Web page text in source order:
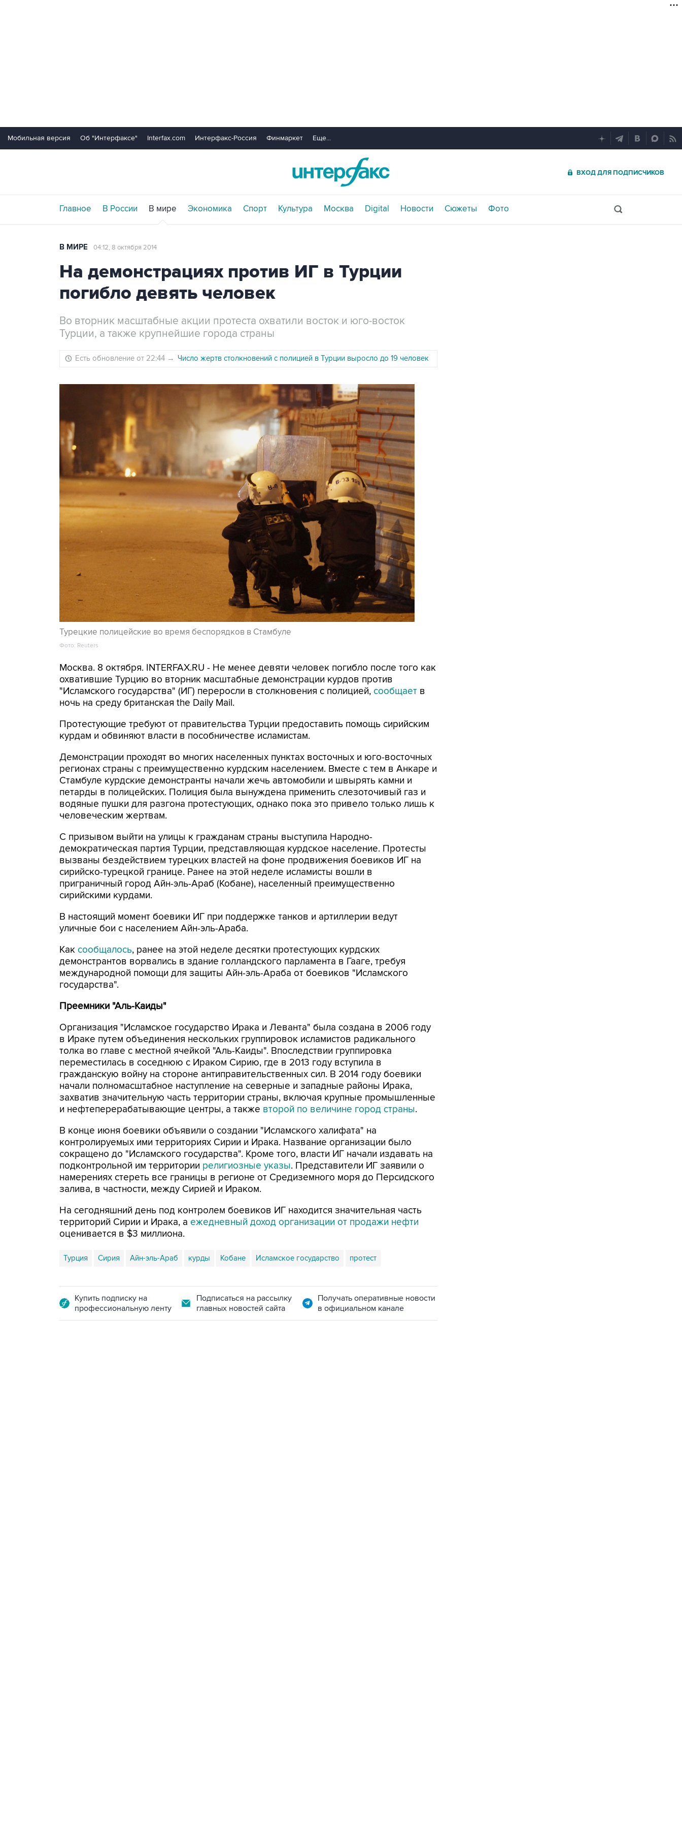
Мобильная версия Об "Интерфаксе" Interfax.com Интерфакс-Россия Финмаркет Еще...
ВХОД ДЛЯ ПОДПИСЧИКОВ
Главное В России В мире Экономика Спорт Культура Москва Digital Новости Сюжеты Фото
В МИРЕ 04:12, 8 октября 2014
На демонстрациях против ИГ в Турции
погибло девять человек
Во вторник масштабные акции протеста охватили восток и юго-восток
Турции, а также крупнейшие города страны
Есть обновление от 22:44 → Число жертв столкновений с полицией в Турции выросло до 19 человек
Турецкие полицейские во время беспорядков в Стамбуле
Фото: Reuters
Москва. 8 октября. INTERFAX.RU - Не менее девяти человек погибло после того как
охватившие Турцию во вторник масштабные демонстрации курдов против
"Исламского государства" (ИГ) переросли в столкновения с полицией, сообщает в
ночь на среду британская the Daily Mail.
Протестующие требуют от правительства Турции предоставить помощь сирийским
курдам и обвиняют власти в пособничестве исламистам.
Демонстрации проходят во многих населенных пунктах восточных и юго-восточных
регионах страны с преимущественно курдским населением. Вместе с тем в Анкаре и
Стамбуле курдские демонстранты начали жечь автомобили и швырять камни и
петарды в полицейских. Полиция была вынуждена применить слезоточивый газ и
водяные пушки для разгона протестующих, однако пока это привело только лишь к
человеческим жертвам.
С призывом выйти на улицы к гражданам страны выступила Народно-
демократическая партия Турции, представляющая курдское население. Протесты
вызваны бездействием турецких властей на фоне продвижения боевиков ИГ на
сирийско-турецкой границе. Ранее на этой неделе исламисты вошли в
приграничный город Айн-эль-Араб (Кобане), населенный преимущественно
сирийскими курдами.
В настоящий момент боевики ИГ при поддержке танков и артиллерии ведут
уличные бои с населением Айн-эль-Араба.
Как сообщалось, ранее на этой неделе десятки протестующих курдских
демонстрантов ворвались в здание голландского парламента в Гааге, требуя
международной помощи для защиты Айн-эль-Араба от боевиков "Исламского
государства".
Преемники "Аль-Каиды"
Организация "Исламское государство Ирака и Леванта" была создана в 2006 году
в Ираке путем объединения нескольких группировок исламистов радикального
толка во главе с местной ячейкой "Аль-Каиды". Впоследствии группировка
переместилась в соседнюю с Ираком Сирию, где в 2013 году вступила в
гражданскую войну на стороне антиправительственных сил. В 2014 году боевики
начали полномасштабное наступление на северные и западные районы Ирака,
захватив значительную часть территории страны, включая крупные промышленные
и нефтеперерабатывающие центры, а также второй по величине город страны.
В конце июня боевики объявили о создании "Исламского халифата" на
контролируемых ими территориях Сирии и Ирака. Название организации было
сокращено до "Исламского государства". Кроме того, власти ИГ начали издавать на
подконтрольной им территории религиозные указы. Представители ИГ заявили о
намерениях стереть все границы в регионе от Средиземного моря до Персидского
залива, в частности, между Сирией и Ираком.
На сегодняшний день под контролем боевиков ИГ находится значительная часть
территорий Сирии и Ирака, а ежедневный доход организации от продажи нефти
оценивается в $3 миллиона.
Турция Сирия Айн-эль-Араб курды Кобане Исламское государство протест
Купить подписку на
профессиональную ленту
Подписаться на рассылку
главных новостей сайта
Получать оперативные новости
в официальном канале